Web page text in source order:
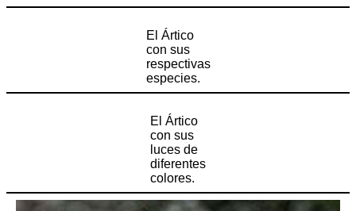
El Ártico
con sus
respectivas
especies.
El Ártico
con sus
luces de
diferentes
colores.